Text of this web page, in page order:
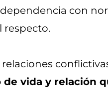
con
respecto.
de vida y relación